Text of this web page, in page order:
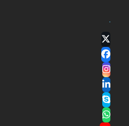
Twitter
(deprecated)
Facebook
Instagram
LinkedIn
Skype
Whatsapp